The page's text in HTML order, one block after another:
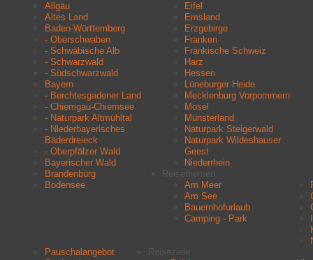
Allgäu
Altes Land
Baden-Württemberg
- Oberschwaben
- Schwäbische Alb
- Schwarzwald
- Südschwarzwald
Bayern
- Berchtesgadener Land
- Chiemgau-Chiemsee
- Naturpark Altmühltal
- Niederbayerisches
Bäderdreieck
- Oberpfälzer Wald
Bayerischer Wald
Brandenburg
Bodensee
Eifel
Emsland
Erzgebirge
Franken
Fränkische Schweiz
Harz
Hessen
Lüneburger Heide
Mecklenburg Vorpommern
Mosel
Münsterland
Naturpark Steigerwald
Naturpark Wildeshauser
Geest
Niederrhein
Am Meer
Am See
Bauernhofurlaub
Camping - Park
Pauschalangebot